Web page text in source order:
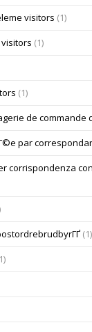
visitors (1)
(1)
(1)
de commande
par
corrispondenza
(1)